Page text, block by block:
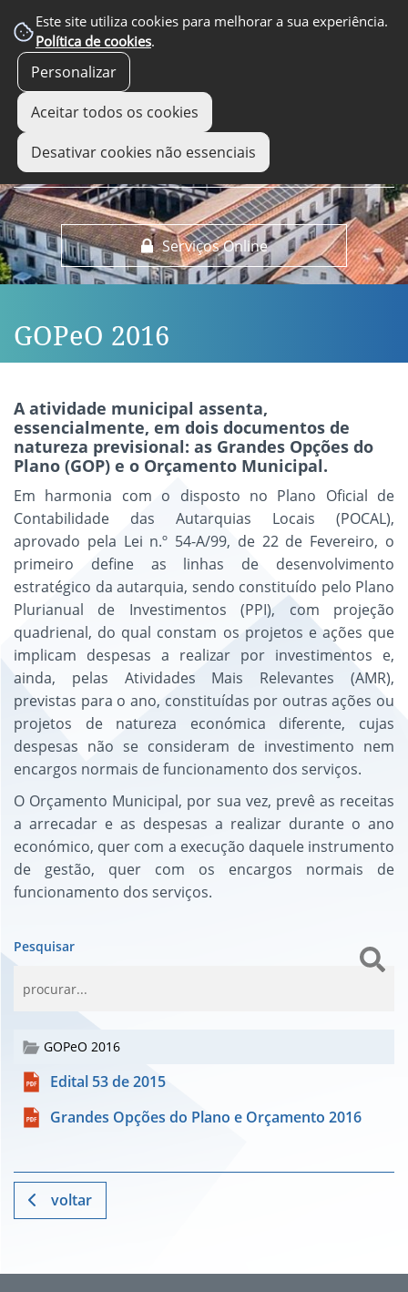
Este site utiliza cookies para melhorar a sua experiência.
Política de cookies.
Personalizar
Aceitar todos os cookies
Desativar cookies não essenciais
Serviços Online
EM DESTAQUE
GOPeO 2016
A atividade municipal assenta,
essencialmente, em dois documentos de
natureza previsional: as Grandes Opções do
Plano (GOP) e o Orçamento Municipal.
Em harmonia com o disposto no Plano Oficial de
Contabilidade das Autarquias Locais (POCAL),
aprovado pela Lei n.º 54-A/99, de 22 de Fevereiro, o
primeiro define as linhas de desenvolvimento
estratégico da autarquia, sendo constituído pelo Plano
Plurianual de Investimentos (PPI), com projeção
quadrienal, do qual constam os projetos e ações que
implicam despesas a realizar por investimentos e,
ainda, pelas Atividades Mais Relevantes (AMR),
previstas para o ano, constituídas por outras ações ou
projetos de natureza económica diferente, cujas
despesas não se consideram de investimento nem
encargos normais de funcionamento dos serviços.
O Orçamento Municipal, por sua vez, prevê as receitas
a arrecadar e as despesas a realizar durante o ano
económico, quer com a execução daquele instrumento
de gestão, quer com os encargos normais de
funcionamento dos serviços.
Pesquisar
GOPeO 2016
Edital 53 de 2015
Grandes Opções do Plano e Orçamento 2016
voltar